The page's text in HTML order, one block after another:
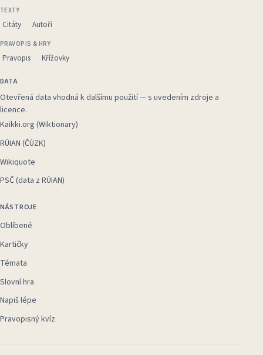
TEXTY
Citáty Autoři
PRAVOPIS & HRY
Pravopis Křížovky
DATA
Otevřená data vhodná k dalšímu použití — s uvedením zdroje a
licence.
Kaikki.org (Wiktionary)
RÚIAN (ČÚZK)
Wikiquote
PSČ (data z RÚIAN)
NÁSTROJE
Oblíbené
Kartičky
Témata
Slovní hra
Napiš lépe
Pravopisný kvíz